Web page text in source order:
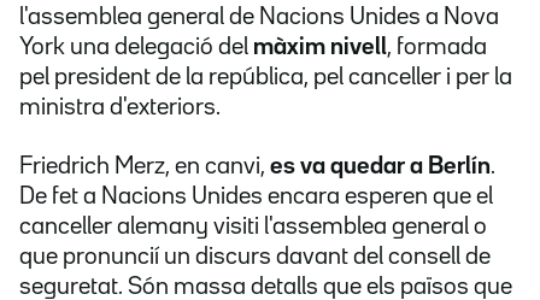
l'assemblea general de Nacions Unides a Nova
York una delegació del màxim nivell, formada
pel president de la república, pel canceller i per la
ministra d'exteriors.
Friedrich Merz, en canvi, es va quedar a Berlín.
De fet a Nacions Unides encara esperen que el
canceller alemany visiti l'assemblea general o
que pronuncií un discurs davant del consell de
seguretat. Són massa detalls que els països que